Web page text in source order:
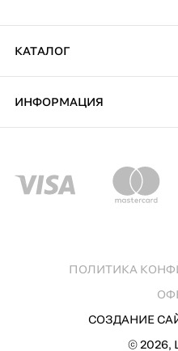
КАТАЛОГ
ИНФОРМАЦИЯ
© 2026,
ПОЛИТИКА
СОЗДАНИЕ